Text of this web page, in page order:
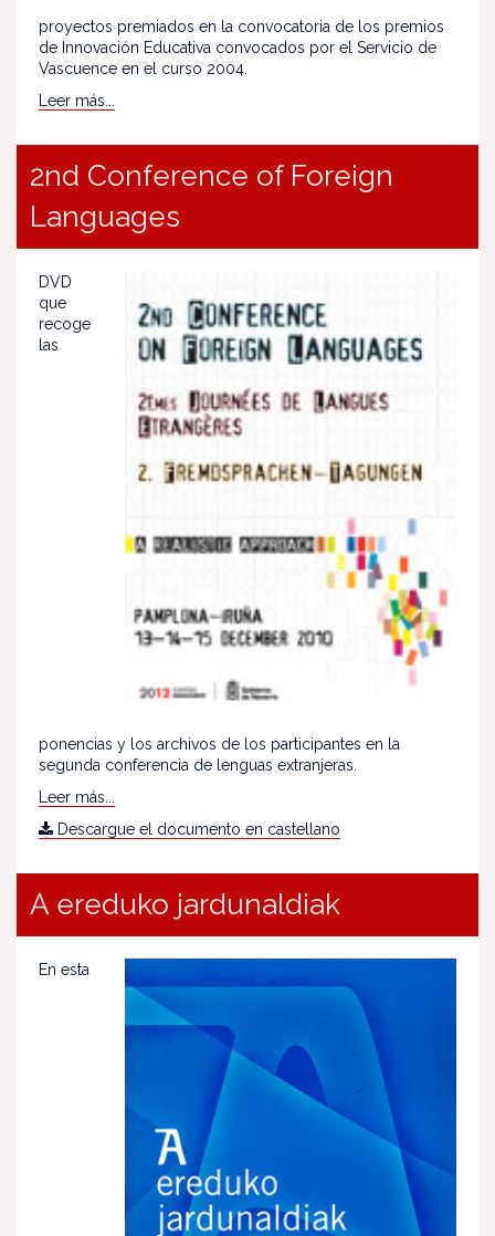
proyectos premiados en la convocatoria de los premios
de Innovación Educativa convocados por el Servicio de
Vascuence en el curso 2004.
Leer más...
2nd Conference of Foreign
Languages
DVD
que
recoge
las
ponencias y los archivos de los participantes en la
segunda conferencia de lenguas extranjeras.
Leer más...
Descargue el documento en castellano
A ereduko jardunaldiak
En esta